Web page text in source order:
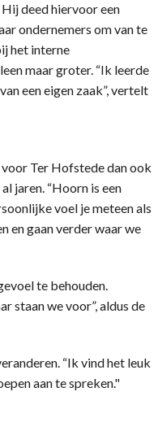
deed hiervoor een
ondernemers om van te
het interne
maar groter. “Ik leerde
een eigen zaak”, vertelt
Ter Hofstede dan ook
jaren. “Hoorn is een
voel je meteen als
en gaan verder waar we
te behouden.
staan we voor”, aldus de
“Ik vind het leuk
aan te spreken."